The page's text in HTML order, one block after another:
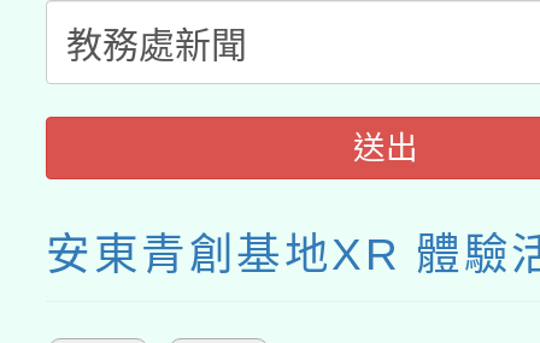
送出
安東青創基地XR 體驗